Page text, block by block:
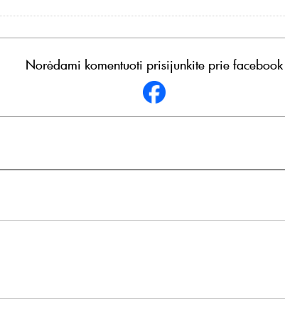
Norėdami komentuoti prisijunkite prie facebook